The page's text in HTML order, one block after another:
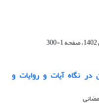
در نگاه آیات و روایات و